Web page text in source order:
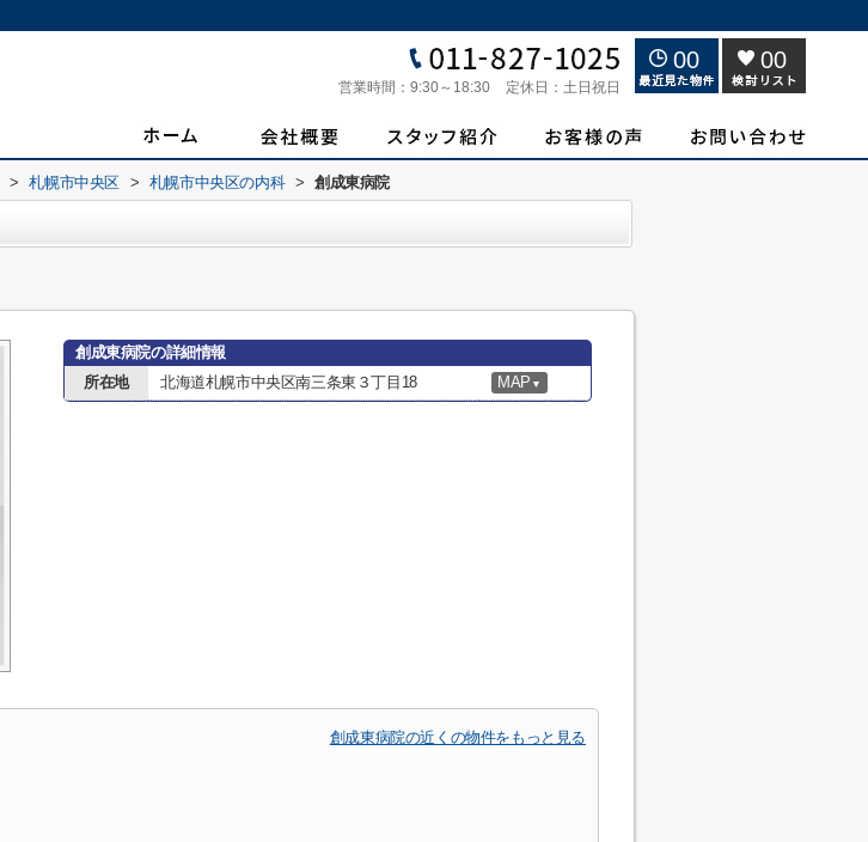
営業時間： 9:30～18:30 定休日： 土日祝日
00 00
> 札幌市中央区 > 札幌市中央区の内科 > 創成東病院
創成東病院の詳細情報
所在地
北海道札幌市中央区南三条東３丁目18 MAP ▼
創成東病院の近くの物件をもっと見る